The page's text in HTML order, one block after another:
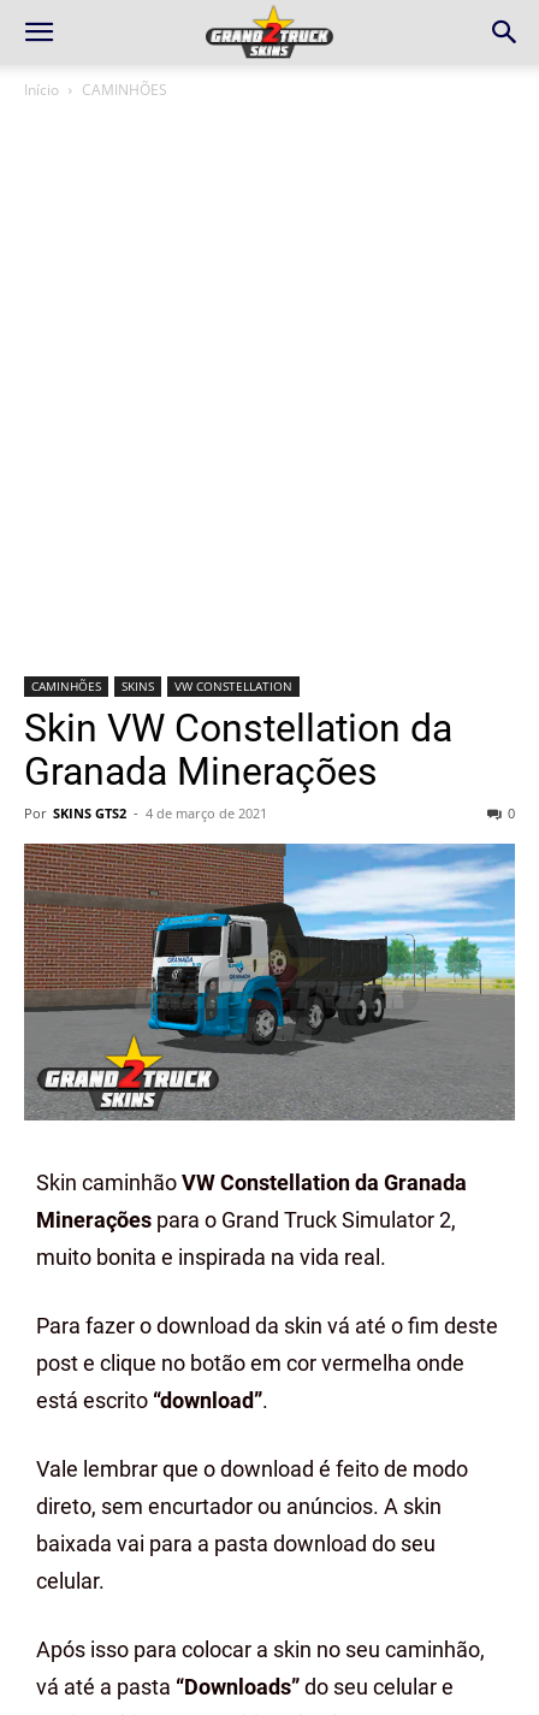
Início CAMINHÕES
CAMINHÕES SKINS VW CONSTELLATION
Skin VW Constellation da
Granada Minerações
Por SKINS GTS2 - 4 de março de 2021 0
Skin caminhãoVW Constellation da Granada
Minerações para o Grand Truck Simulator 2,
muito bonita e inspirada na vida real.
Para fazer o download da skin vá até o fim deste
post e clique no botão em cor vermelha onde
está escrito “download”.
Vale lembrar que o download é feito de modo
direto, sem encurtador ou anúncios. A skin
baixada vai para a pasta download do seu
celular.
Após isso para colocar a skin no seu caminhão,
vá até a pasta “Downloads”do seu celular e